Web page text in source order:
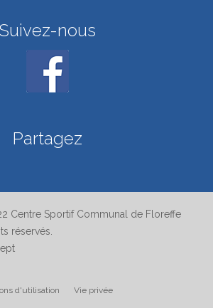
Suivez-nous
Partagez
Centre Sportif Communal de Floreffe
réservés.
d'utilisation Vie privée